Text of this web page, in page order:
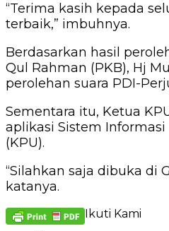
“Terima kasih kepada
terbaik,” imbuhnya.
Berdasarkan hasil
Qul Rahman (PKB), Hj
perolehan suara PDI-
Sementara itu, Ketua
aplikasi Sistem
(KPU).
“Silahkan saja dibuka di
katanya.
Ikuti Kami